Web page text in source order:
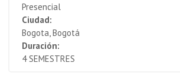
Presencial
Ciudad:
Bogota, Bogotá
Duración:
4 SEMESTRES